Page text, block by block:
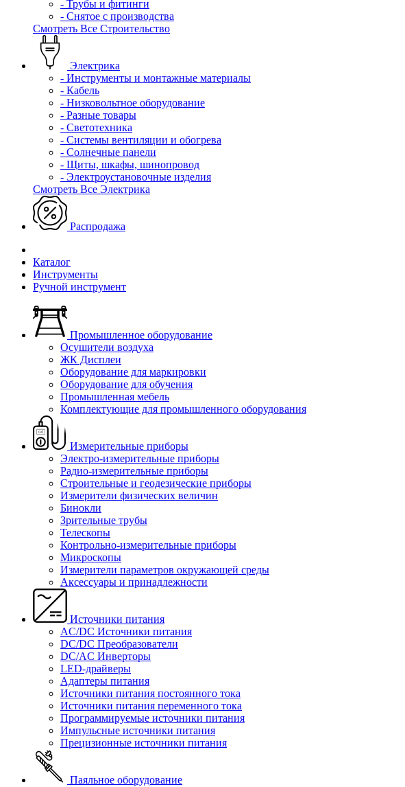
- Трубы и фитинги
- Снятое с производства
Смотреть Все Строительство
Электрика
- Инструменты и монтажные материалы
- Кабель
- Низковольтное оборудование
- Разные товары
- Светотехника
- Системы вентиляции и обогрева
- Солнечные панели
- Щиты, шкафы, шинопровод
- Электроустановочные изделия
Смотреть Все Электрика
Распродажа
Каталог
Инструменты
Ручной инструмент
Промышленное оборудование
Осушители воздуха
ЖК Дисплеи
Оборудование для маркировки
Оборудование для обучения
Промышленная мебель
Комплектующие для промышленного оборудования
Измерительные приборы
Электро-измерительные приборы
Радио-измерительные приборы
Строительные и геодезические приборы
Измерители физических величин
Бинокли
Зрительные трубы
Телескопы
Контрольно-измерительные приборы
Микроскопы
Измерители параметров окружающей среды
Аксессуары и принадлежности
Источники питания
AC/DC Источники питания
DC/DC Преобразователи
DC/AC Инверторы
LED-драйверы
Адаптеры питания
Источники питания постоянного тока
Источники питания переменного тока
Программируемые источники питания
Импульсные источники питания
Прецизионные источники питания
Паяльное оборудование